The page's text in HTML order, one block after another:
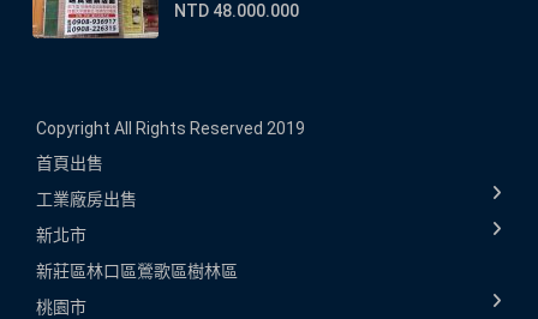
NTD 48.000.000
Copyright All Rights Reserved 2019
首頁出售
工業廠房出售
新北市
新莊區林口區鶯歌區樹林區
桃園市